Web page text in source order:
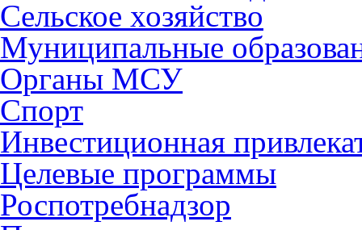
Сельское хозяйство
Муниципальные
Органы МСУ
Спорт
Инвестиционная
Целевые программы
Роспотребнадзор